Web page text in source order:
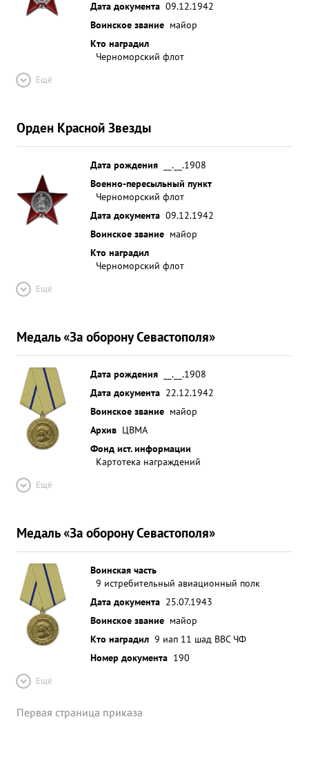
Дата документа 09.12.1942
Воинское звание майор
Кто наградил
Черноморский флот
Ещё
Орден Красной Звезды
Дата рождения
__.__.1908
Военно-пересыльный пункт
Черноморский флот
Дата документа 09.12.1942
Воинское звание майор
Кто наградил
Черноморский флот
Ещё
Медаль «За оборону Севастополя»
Дата рождения
__.__.1908
Дата документа 22.12.1942
Воинское звание майор
Архив ЦВМА
Фонд ист. информации
Картотека награждений
Ещё
Медаль «За оборону Севастополя»
Воинская часть
9 истребительный авиационный полк
Дата документа 25.07.1943
Воинское звание майор
Кто наградил 9 иап 11 шад ВВС ЧФ
Номер документа 190
Ещё
Первая страница приказа